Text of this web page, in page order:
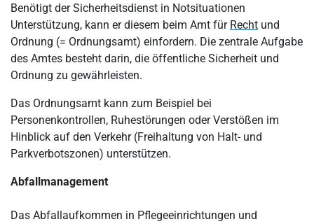
Benötigt der Sicherheitsdienst in Notsituationen
Unterstützung, kann er diesem beim Amt für Recht und
Ordnung (= Ordnungsamt) einfordern. Die zentrale Aufgabe
des Amtes besteht darin, die öffentliche Sicherheit und
Ordnung zu gewährleisten.
Das Ordnungsamt kann zum Beispiel bei
Personenkontrollen, Ruhestörungen oder Verstößen im
Hinblick auf den Verkehr (Freihaltung von Halt- und
Parkverbotszonen) unterstützen.
Abfallmanagement
Das Abfallaufkommen in Pflegeeinrichtungen und